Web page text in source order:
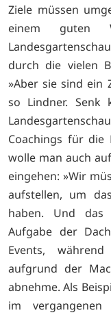
Ziele müssen
einem guten
durch die vielen
»Aber sie sind ein
so Lindner.
Coachings für die
wolle man auch
eingehen: »Wir
aufstellen, um
haben. Und das
Aufgabe der
Events,
aufgrund der
abnehme. Als
im